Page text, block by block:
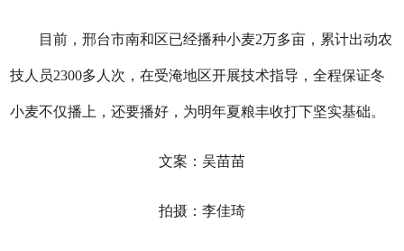
目前，邢台市南和区已经播种小麦2万多亩，累计出动农
技人员2300多人次，在受淹地区开展技术指导，全程保证冬
小麦不仅播上，还要播好，为明年夏粮丰收打下坚实基础。
文案：吴苗苗
拍摄：李佳琦